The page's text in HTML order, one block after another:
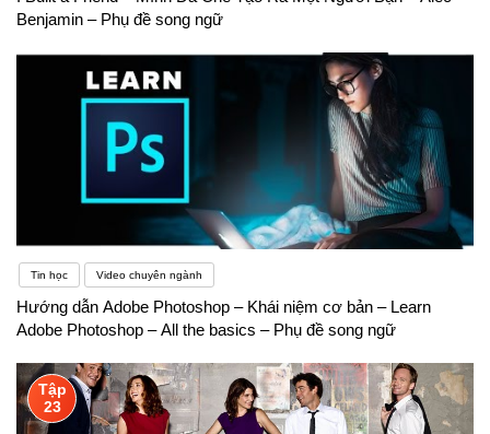
Benjamin – Phụ đề song ngữ
Tin học Video chuyên ngành
Hướng dẫn Adobe Photoshop – Khái niệm cơ bản – Learn
Adobe Photoshop – All the basics – Phụ đề song ngữ
Tập
23